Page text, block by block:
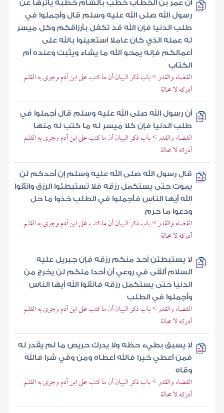
أن عمر بن الخطاب خطب بالشام خطبة يأثرها عن
رسول الله صلى الله عليه وسلم قال وأجملوا في
طلب الدنيا فإن الله قد تكفل بأرزاقكم وكل ميسر
له عمله الذي كان عاملا استعينوا بالله على
أعمالكم فإنه يمحو الله ما يشاء ويثبت وعنده أم
الكتاب
القضاء والقدر > باب ذكر البيان أن ما كتب على ابن آدم وجرى به القلم
أدركه لا محالة
أن رسول الله صلى الله عليه وسلم قال أجملوا في
طلب الدنيا فإن كلا ميسر له ما كتب له منها
القضاء والقدر > باب ذكر البيان أن ما كتب على ابن آدم وجرى به القلم
أدركه لا محالة
قال رسول الله صلى الله عليه وسلم إن أحدكم لن
يموت حتى يستكمل رزقه فلا تستبطئوا الرزق واتقوا
الله أيها الناس فأجملوا في الطلب خذوا ما حل
ودعوا ما حرم
القضاء والقدر > باب ذكر البيان أن ما كتب على ابن آدم وجرى به القلم
أدركه لا محالة
لا يستبطئن أحد منكم رزقه فإن جبريل عليه
السلام ألقى في روعي أن أحدا منكم لن يخرج من
الدنيا حتى يستكمل رزقه فاتقوا الله أيها الناس
وأجملوا في الطلب
القضاء والقدر > باب ذكر البيان أن ما كتب على ابن آدم وجرى به القلم
أدركه لا محالة
لا يسبق بطيء حظه ولا يدرك حريص ما لم يقدر له
فمن أعطي خيرا فالله أعطاه ومن وقي شرا فالله
وقاه
القضاء والقدر > باب ذكر البيان أن ما كتب على ابن آدم وجرى به القلم
أدركه لا محالة